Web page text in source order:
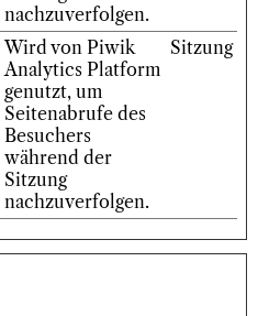
nachzuverfolgen.
Wird von Piwik
Analytics Platform
genutzt, um
Seitenabrufe des
Besuchers
während der
Sitzung
nachzuverfolgen.
Sitzung